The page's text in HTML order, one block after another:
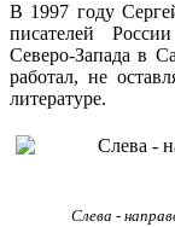
В 1997 году
писателей
Северо-Запада в
работал, не
литературе.
Слева -